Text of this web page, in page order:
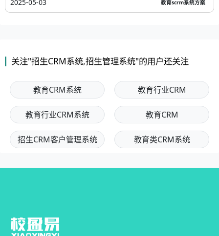
2025-05-03
教育scrm系统方案
关注"招生CRM系统,招生管理系统"的用户还关注
教育CRM系统 教育行业CRM
教育行业CRM系统 教育CRM
招生CRM客户管理系统 教育类CRM系统